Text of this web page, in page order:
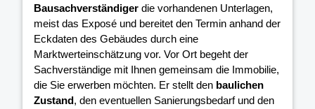
Bausachverständiger die vorhandenen Unterlagen,
meist das Exposé und bereitet den Termin anhand der
Eckdaten des Gebäudes durch eine
Marktwerteinschätzung vor. Vor Ort begeht der
Sachverständige mit Ihnen gemeinsam die Immobilie,
die Sie erwerben möchten. Er stellt den baulichen
Zustand, den eventuellen Sanierungsbedarf und den